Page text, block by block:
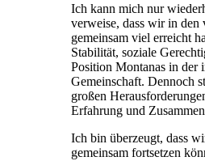
Ich kann mich nur
verweise, dass wir in den
gemeinsam viel erreicht
Stabilität, soziale
Position Montanas in der
Gemeinschaft. Dennoch
großen
Erfahrung und
Ich bin überzeugt, dass
gemeinsam fortsetzen